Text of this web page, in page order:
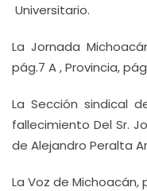
Universitario.
La Jornada
pág.7 A , Provincia,
La Sección sindical
fallecimiento Del Sr.
de Alejandro Peralta
La Voz de Michoacán,